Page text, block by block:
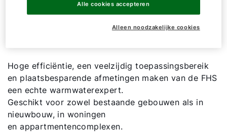
180-S
Hoge efficiëntie, een veelzijdig toepassingsbereik
en plaatsbesparende afmetingen maken van de FHS
een echte warmwaterexpert.
Geschikt voor zowel bestaande gebouwen als in
nieuwbouw, in woningen
en appartmentencomplexen.
Alleen noodzakelijke cookies
Alle cookies accepteren